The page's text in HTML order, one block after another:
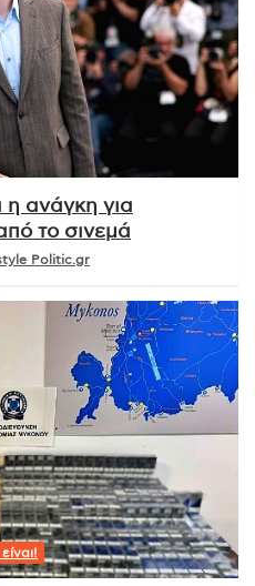
η ανάγκη για
το σινεμά
Politic.gr